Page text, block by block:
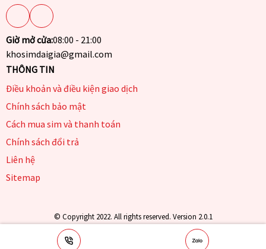
Giờ mở cửa:08:00 - 21:00
khosimdaigia@gmail.com
THÔNG TIN
Điều khoản và điều kiện giao dịch
Chính sách bảo mật
Cách mua sim và thanh toán
Chính sách đổi trả
Liên hệ
Sitemap
© Copyright 2022. All rights reserved. Version 2.0.1